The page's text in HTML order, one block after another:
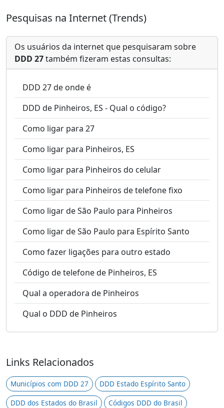
Pesquisas na Internet (Trends)
Os usuários da internet que pesquisaram sobre
DDD 27também fizeram estas consultas:
DDD 27 de onde é
DDD de Pinheiros, ES - Qual o código?
Como ligar para 27
Como ligar para Pinheiros, ES
Como ligar para Pinheiros do celular
Como ligar para Pinheiros de telefone fixo
Como ligar de São Paulo para Pinheiros
Como ligar de São Paulo para Espírito Santo
Como fazer ligações para outro estado
Código de telefone de Pinheiros, ES
Qual a operadora de Pinheiros
Qual o DDD de Pinheiros
Links Relacionados
Municípios com DDD 27
DDD Estado Espírito Santo
DDD dos Estados do Brasil
Códigos DDD do Brasil